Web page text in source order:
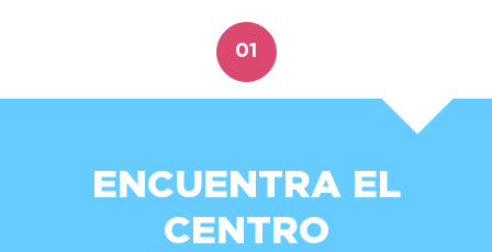
01
ENCUENTRA EL
CENTRO